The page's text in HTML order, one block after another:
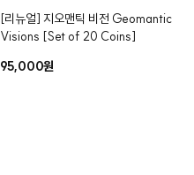
[리뉴얼] 지오맨틱 비전 Geomantic
Visions [Set of 20 Coins]
95,000원